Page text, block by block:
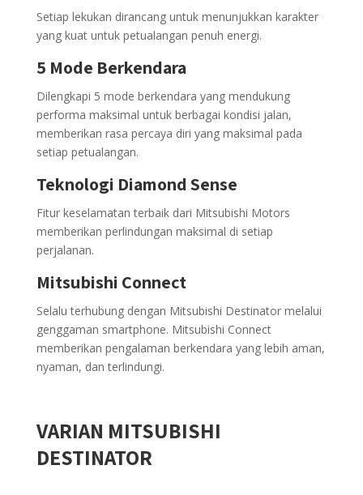
Setiap lekukan dirancang untuk menunjukkan karakter
yang kuat untuk petualangan penuh energi.
5 Mode Berkendara
Dilengkapi 5 mode berkendara yang mendukung
performa maksimal untuk berbagai kondisi jalan,
memberikan rasa percaya diri yang maksimal pada
setiap petualangan.
Teknologi Diamond Sense
Fitur keselamatan terbaik dari Mitsubishi Motors
memberikan perlindungan maksimal di setiap
perjalanan.
Mitsubishi Connect
Selalu terhubung dengan Mitsubishi Destinator melalui
genggaman smartphone. Mitsubishi Connect
memberikan pengalaman berkendara yang lebih aman,
nyaman, dan terlindungi.
VARIAN MITSUBISHI
DESTINATOR